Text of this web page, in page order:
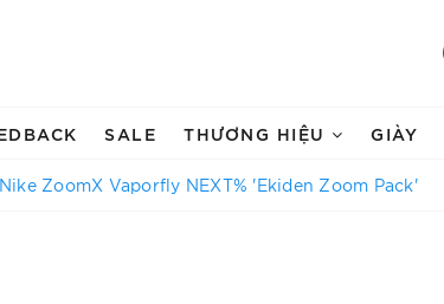
SALE THƯƠNG HIỆU GIÀY
Nike ZoomX Vaporfly NEXT% 'Ekiden Zoom Pack'